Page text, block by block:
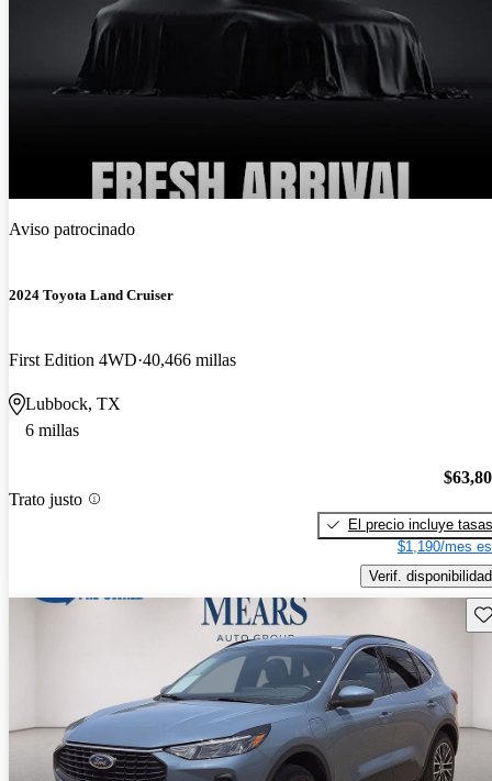
Aviso patrocinado
2024 Toyota Land Cruiser
First Edition 4WD 40,466 millas
Lubbock, TX
6 millas
Trato justo
El precio incluye tasas
$1,190/mes
Verif. disponibilidad